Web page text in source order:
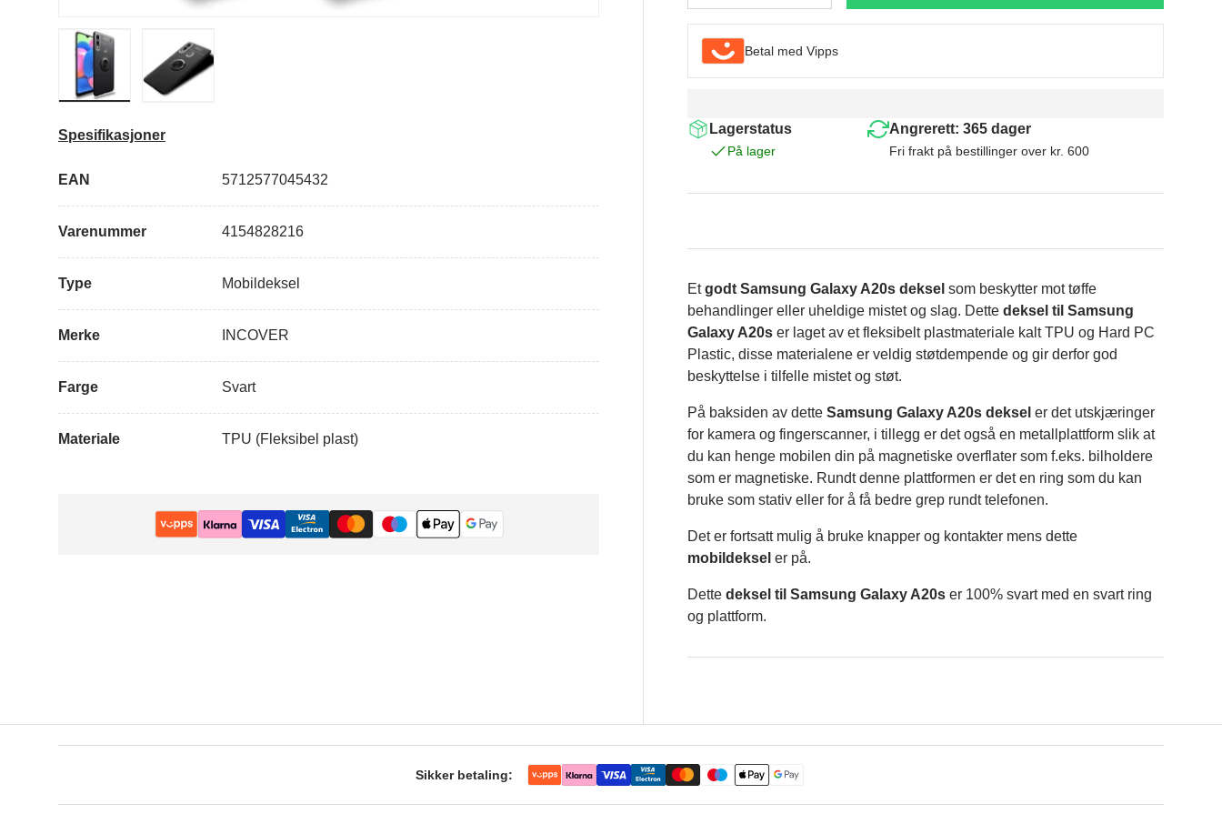
Betal med Vipps
Lagerstatus
På lager
Angrerett: 365 dager
Fri frakt på bestillinger over kr. 600
Etgodt Samsung Galaxy A20s deksel som beskytter mot tøffe
behandlinger eller uheldige mistet og slag. Dettedeksel til Samsung
Galaxy A20s er laget av et fleksibelt plastmateriale kalt TPU og Hard PC
Plastic, disse materialene er veldig støtdempende og gir derfor god
beskyttelse i tilfelle mistet og støt.
På baksiden av detteSamsung Galaxy A20s deksel er det utskjæringer
for kamera og fingerscanner, i tillegg er det også en metallplattform slik at
du kan henge mobilen din på magnetiske overflater som f.eks. bilholdere
som er magnetiske. Rundt denne plattformen er det en ring som du kan
bruke som stativ eller for å få bedre grep rundt telefonen.
Det er fortsatt mulig å bruke knapper og kontakter mens dette
mobildekseler på.
Dettedeksel til Samsung Galaxy A20s er 100% svart med en svart ring
og plattform.
Spesifikasjoner
EAN 5712577045432
Varenummer 4154828216
Type Mobildeksel
Merke INCOVER
Farge Svart
Materiale TPU (Fleksibel plast)
Sikker betaling: